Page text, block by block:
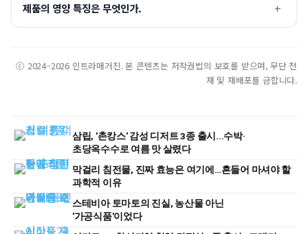
제품의 영양 특징은 무엇인가.
ⓒ 2024–2026 인트라매거진. 본 콘텐츠는 저작권법의 보호를 받으며, 무단 전
재 및 재배포를 금합니다.
삼립, '촌캉스' 감성 디저트 3종 출시...수박·
초당옥수수로 여름 맛 살렸다
막걸리 침전물, 진짜 효능은 여기에…흔들어 마셔야 할
과학적 이유
스테비아 토마토의 진실, 농산물 아닌
'가공식품'이었다